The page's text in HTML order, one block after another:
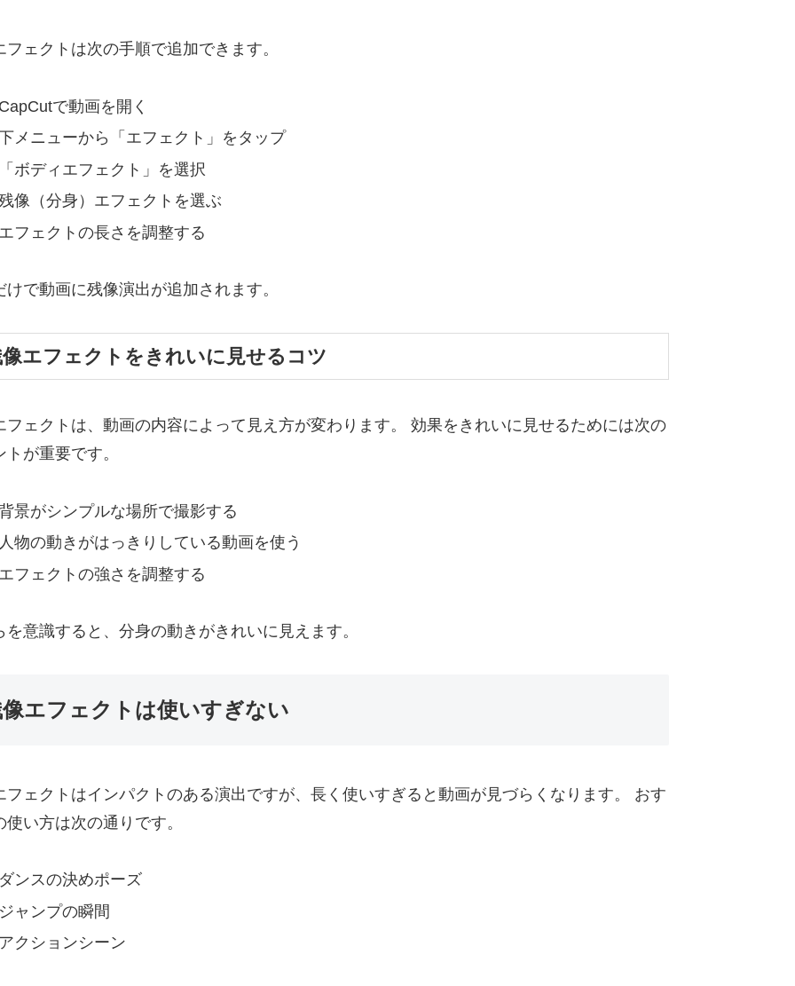
フェクトは次の手順で追加できます。
で動画を開く
メニューから「エフェクト」をタップ
ボディエフェクト」を選択
像（分身）エフェクトを選ぶ
フェクトの長さを調整する
けで動画に残像演出が追加されます。
エフェクトをきれいに見せるコツ
フェクトは、動画の内容によって見え方が変わります。 効果をきれいに見せるためには次の
トが重要です。
景がシンプルな場所で撮影する
物の動きがはっきりしている動画を使う
フェクトの強さを調整する
を意識すると、分身の動きがきれいに見えます。
エフェクトは使いすぎない
フェクトはインパクトのある演出ですが、長く使いすぎると動画が見づらくなります。 おす
使い方は次の通りです。
ンスの決めポーズ
ャンプの瞬間
クションシーン